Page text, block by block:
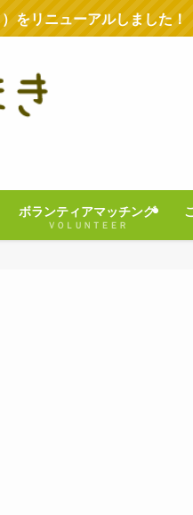
をリニューアルしました
ボランティアマッチング
ＶＯＬＵＮＴＥＥＲ